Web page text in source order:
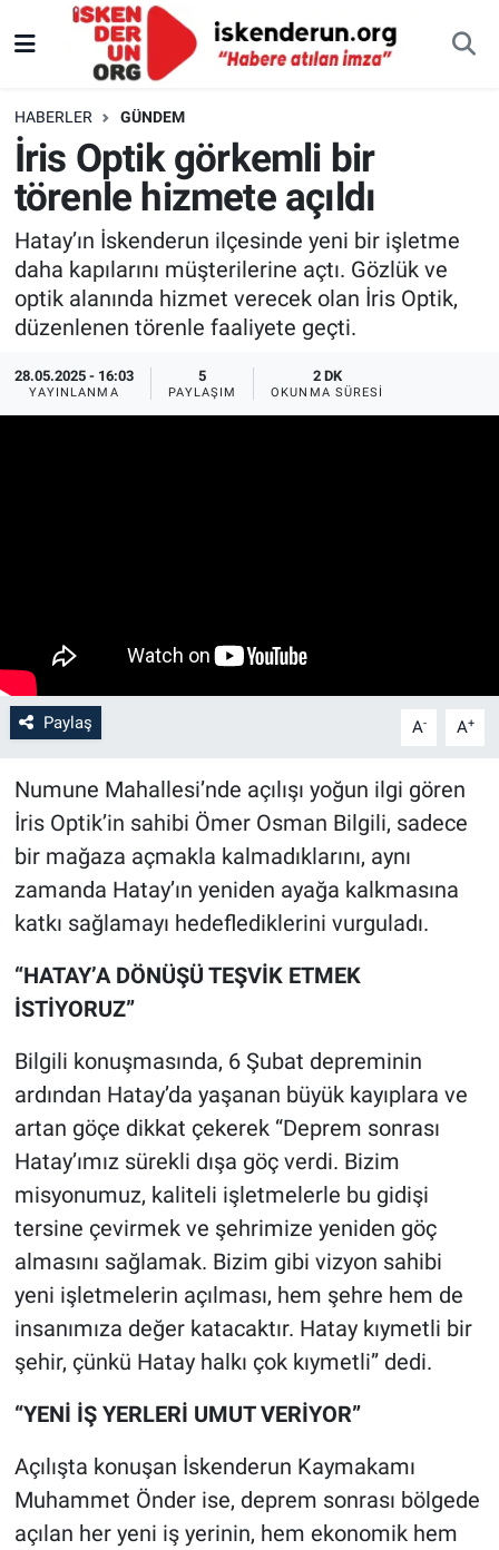
HABERLER GÜNDEM
İris Optik görkemli bir
törenle hizmete açıldı
Hatay’ın İskenderun ilçesinde yeni bir işletme
daha kapılarını müşterilerine açtı. Gözlük ve
optik alanında hizmet verecek olan İris Optik,
düzenlenen törenle faaliyete geçti.
28.05.2025 - 16:03
YAYINLANMA
5
PAYLAŞIM
2 DK
OKUNMA SÜRESI
Paylaş A- A+
Numune Mahallesi’nde açılışı yoğun ilgi gören
İris Optik’in sahibi Ömer Osman Bilgili, sadece
bir mağaza açmakla kalmadıklarını, aynı
zamanda Hatay’ın yeniden ayağa kalkmasına
katkı sağlamayı hedeflediklerini vurguladı.
“HATAY’A DÖNÜŞÜ TEŞVİK ETMEK
İSTİYORUZ”
Bilgili konuşmasında, 6 Şubat depreminin
ardından Hatay’da yaşanan büyük kayıplara ve
artan göçe dikkat çekerek “Deprem sonrası
Hatay’ımız sürekli dışa göç verdi. Bizim
misyonumuz, kaliteli işletmelerle bu gidişi
tersine çevirmek ve şehrimize yeniden göç
almasını sağlamak. Bizim gibi vizyon sahibi
yeni işletmelerin açılması, hem şehre hem de
insanımıza değer katacaktır. Hatay kıymetli bir
şehir, çünkü Hatay halkı çok kıymetli” dedi.
“YENİ İŞ YERLERİ UMUT VERİYOR”
Açılışta konuşan İskenderun Kaymakamı
Muhammet Önder ise, deprem sonrası bölgede
açılan her yeni iş yerinin, hem ekonomik hem